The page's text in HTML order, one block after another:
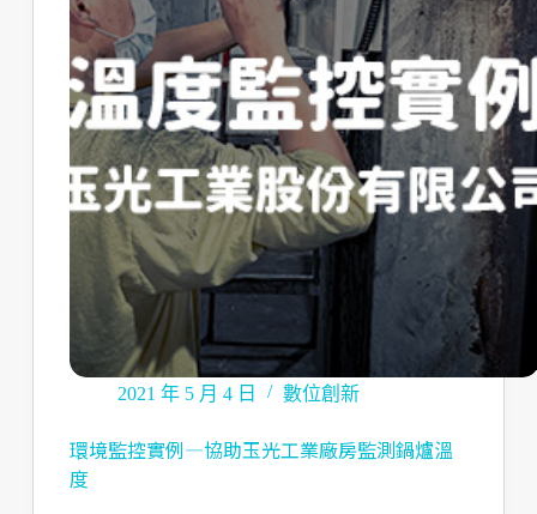
2021 年 5 月 4 日 數位創新
環境監控實例—協助玉光工業廠房監測鍋爐溫
度